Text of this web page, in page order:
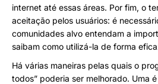
internet até essas áreas. Por fim, o
aceitação pelos usuários: é
comunidades alvo entendam a
saibam como utilizá-la de forma
Há várias maneiras pelas quais o
todos” poderia ser melhorado. Uma